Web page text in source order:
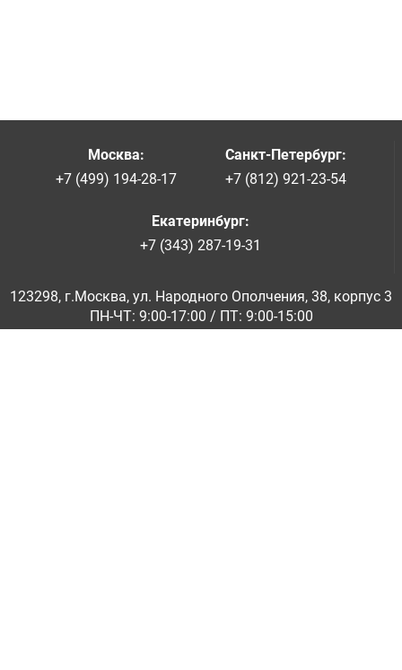
Москва:
+7 (499) 194-28-17
Санкт-Петербург:
+7 (812) 921-23-54
Екатеринбург:
+7 (343) 287-19-31
123298, г.Москва, ул. Народного Ополчения, 38, корпус 3
ПН-ЧТ: 9:00-17:00 / ПТ: 9:00-15:00